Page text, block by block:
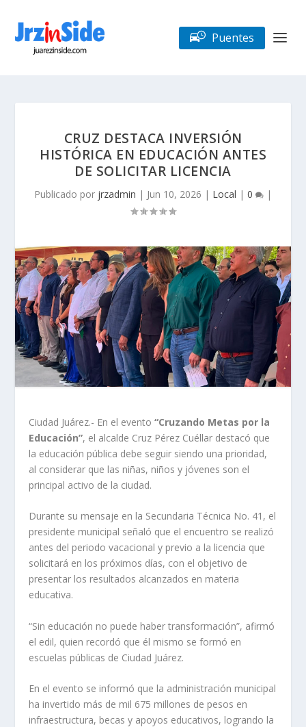
Puentes
CRUZ DESTACA INVERSIÓN
HISTÓRICA EN EDUCACIÓN ANTES
DE SOLICITAR LICENCIA
Publicado por jrzadmin | Jun 10, 2026 | Local | 0 |
Ciudad Juárez.- En el evento“Cruzando Metas por la
Educación”, el alcalde Cruz Pérez Cuéllar destacó que
la educación pública debe seguir siendo una prioridad,
al considerar que las niñas, niños y jóvenes son el
principal activo de la ciudad.
Durante su mensaje en la Secundaria Técnica No. 41, el
presidente municipal señaló que el encuentro se realizó
antes del periodo vacacional y previo a la licencia que
solicitará en los próximos días, con el objetivo de
presentar los resultados alcanzados en materia
educativa.
“Sin educación no puede haber transformación”, afirmó
el edil, quien recordó que él mismo se formó en
escuelas públicas de Ciudad Juárez.
En el evento se informó que la administración municipal
ha invertido más de mil 675 millones de pesos en
infraestructura, becas y apoyos educativos, logrando la